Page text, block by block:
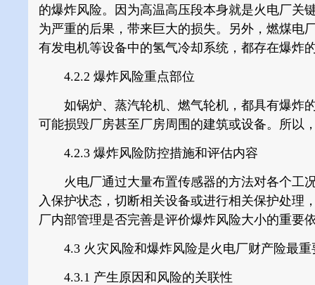
的爆炸风险。因为高温高压段本身就是火电厂关
为严重的后果，带来巨大的损失。另外，燃煤电
有发电机等设备中的氢气冷却系统，都存在爆炸
4.2.2 爆炸风险重点部位
如锅炉、蒸汽轮机、燃气轮机，都具有爆炸
可能损毁厂房甚至厂房周围的建筑或设备。所以
4.2.3 爆炸风险防控措施和评估内容
火电厂通过大量布置传感器的方法对各个工
入保护状态，切断相关设备或进行相关保护处理
厂内部管理是否完善是评价爆炸风险大小的重要
4.3 火灾风险和爆炸风险是火电厂财产险最重
4.3.1 产生原因和风险的关联性